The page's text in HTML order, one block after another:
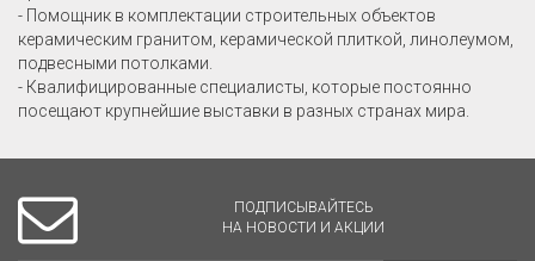
- Помощник в комплектации строительных объектов
керамическим гранитом, керамической плиткой, линолеумом,
подвесными потолками.
- Квалифицированные специалисты, которые постоянно
посещают крупнейшие выставки в разных странах мира.
ПОДПИСЫВАЙТЕСЬ
НА НОВОСТИ И АКЦИИ